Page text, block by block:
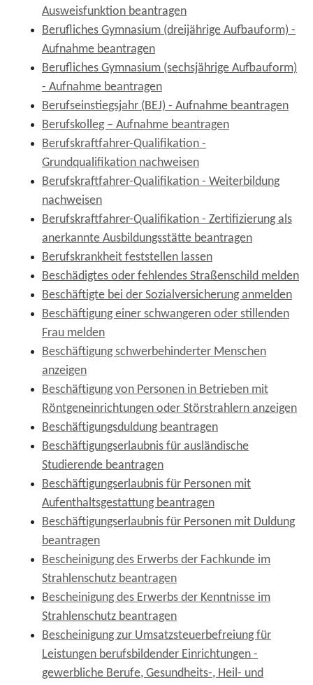
Ausweisfunktion beantragen
Berufliches Gymnasium (dreijährige Aufbauform) -
Aufnahme beantragen
Berufliches Gymnasium (sechsjährige Aufbauform)
- Aufnahme beantragen
Berufseinstiegsjahr (BEJ) - Aufnahme beantragen
Berufskolleg – Aufnahme beantragen
Berufskraftfahrer-Qualifikation -
Grundqualifikation nachweisen
Berufskraftfahrer-Qualifikation - Weiterbildung
nachweisen
Berufskraftfahrer-Qualifikation - Zertifizierung als
anerkannte Ausbildungsstätte beantragen
Berufskrankheit feststellen lassen
Beschädigtes oder fehlendes Straßenschild melden
Beschäftigte bei der Sozialversicherung anmelden
Beschäftigung einer schwangeren oder stillenden
Frau melden
Beschäftigung schwerbehinderter Menschen
anzeigen
Beschäftigung von Personen in Betrieben mit
Röntgeneinrichtungen oder Störstrahlern anzeigen
Beschäftigungsduldung beantragen
Beschäftigungserlaubnis für ausländische
Studierende beantragen
Beschäftigungserlaubnis für Personen mit
Aufenthaltsgestattung beantragen
Beschäftigungserlaubnis für Personen mit Duldung
beantragen
Bescheinigung des Erwerbs der Fachkunde im
Strahlenschutz beantragen
Bescheinigung des Erwerbs der Kenntnisse im
Strahlenschutz beantragen
Bescheinigung zur Umsatzsteuerbefreiung für
Leistungen berufsbildender Einrichtungen -
gewerbliche Berufe, Gesundheits-, Heil- und